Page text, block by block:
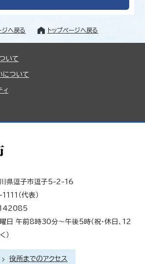
ジへ戻る トップページへ戻る
いて
について
ィ
逗子市逗子5-2-16
（代表）
日 午前8時30分～午後5時（祝・休日、12
）
役所までのアクセス